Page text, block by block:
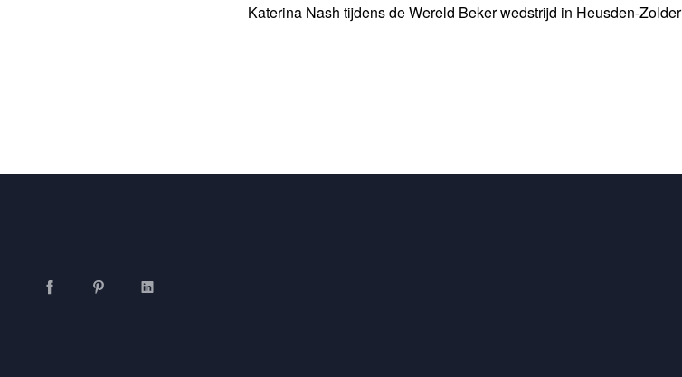
Katerina Nash tijdens de Wereld Beker wedstrijd in Heusden-Zolder